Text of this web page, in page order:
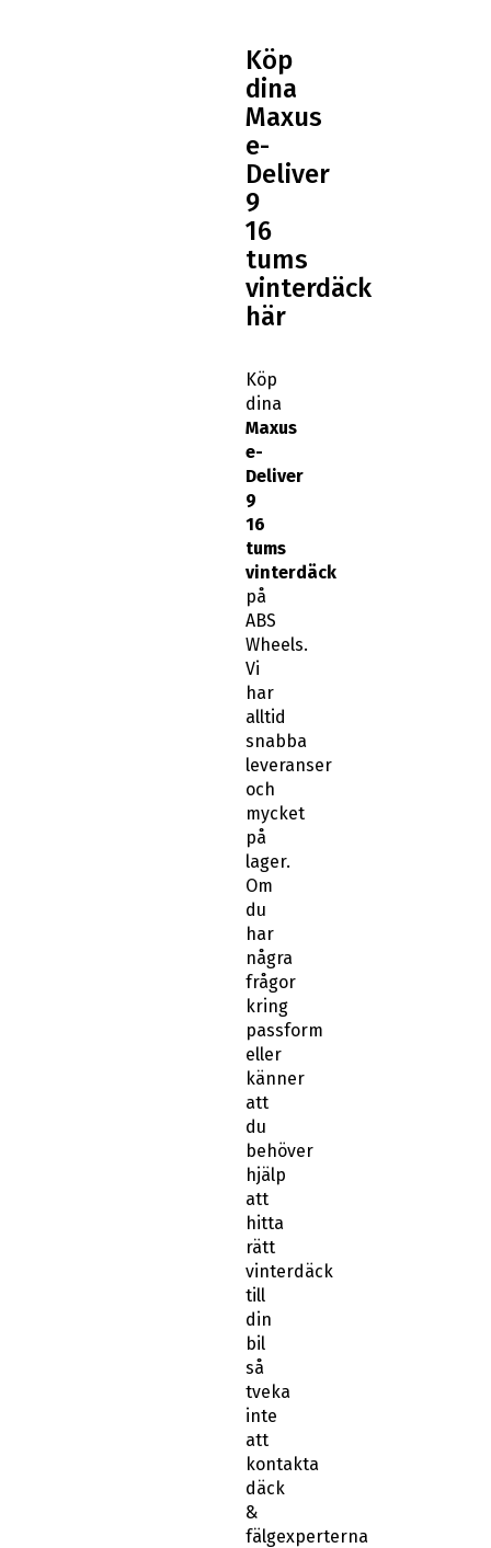
Köp
dina
Maxus
e-
Deliver
9
16
tums
vinterdäck
här
Köp
dina
Maxus
e-
Deliver
9
16
tums
vinterdäck
på
ABS
Wheels.
Vi
har
alltid
snabba
leveranser
och
mycket
på
lager.
Om
du
har
några
frågor
kring
passform
eller
känner
att
du
behöver
hjälp
att
hitta
rätt
vinterdäck
till
din
bil
så
tveka
inte
att
kontakta
däck
&
fälgexperterna